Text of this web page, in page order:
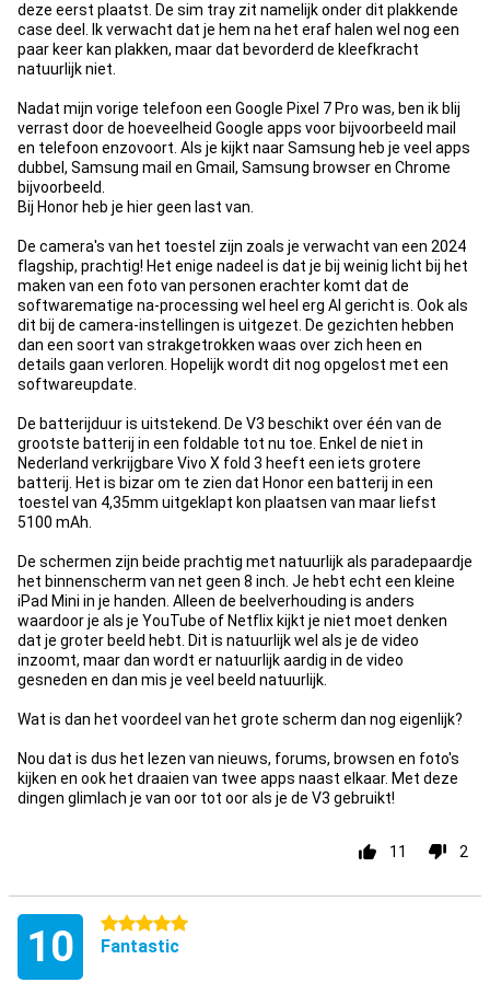
deze eerst plaatst. De sim tray zit namelijk onder dit plakkende
case deel. Ik verwacht dat je hem na het eraf halen wel nog een
paar keer kan plakken, maar dat bevorderd de kleefkracht
natuurlijk niet.
Nadat mijn vorige telefoon een Google Pixel 7 Pro was, ben ik blij
verrast door de hoeveelheid Google apps voor bijvoorbeeld mail
en telefoon enzovoort. Als je kijkt naar Samsung heb je veel apps
dubbel, Samsung mail en Gmail, Samsung browser en Chrome
bijvoorbeeld.
Bij Honor heb je hier geen last van.
De camera's van het toestel zijn zoals je verwacht van een 2024
flagship, prachtig! Het enige nadeel is dat je bij weinig licht bij het
maken van een foto van personen erachter komt dat de
softwarematige na-processing wel heel erg AI gericht is. Ook als
dit bij de camera-instellingen is uitgezet. De gezichten hebben
dan een soort van strakgetrokken waas over zich heen en
details gaan verloren. Hopelijk wordt dit nog opgelost met een
softwareupdate.
De batterijduur is uitstekend. De V3 beschikt over één van de
grootste batterij in een foldable tot nu toe. Enkel de niet in
Nederland verkrijgbare Vivo X fold 3 heeft een iets grotere
batterij. Het is bizar om te zien dat Honor een batterij in een
toestel van 4,35mm uitgeklapt kon plaatsen van maar liefst
5100 mAh.
De schermen zijn beide prachtig met natuurlijk als paradepaardje
het binnenscherm van net geen 8 inch. Je hebt echt een kleine
iPad Mini in je handen. Alleen de beelverhouding is anders
waardoor je als je YouTube of Netflix kijkt je niet moet denken
dat je groter beeld hebt. Dit is natuurlijk wel als je de video
inzoomt, maar dan wordt er natuurlijk aardig in de video
gesneden en dan mis je veel beeld natuurlijk.
Wat is dan het voordeel van het grote scherm dan nog eigenlijk?
Nou dat is dus het lezen van nieuws, forums, browsen en foto's
kijken en ook het draaien van twee apps naast elkaar. Met deze
dingen glimlach je van oor tot oor als je de V3 gebruikt!
11 2
10 5 stars
Fantastic